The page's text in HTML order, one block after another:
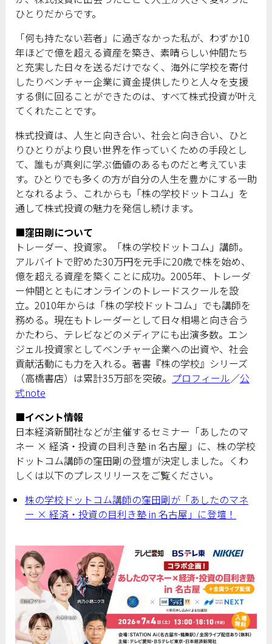
ひとりだからです。
「何も持たない若者」に過ぎなかった私が、わずか10
年ほどで億を超える資産を築き、素晴らしい仲間たち
と充実した日々を送るだけでなく、海外に学校を寄付
したりベンチャー企業に資金提供したりと人々を支援
する側に回ることができたのは、すべて株式投資が叶え
てくれたことです。
株式投資は、人生と向き合い、社会と向き合い、ひと
りひとりがより良い世界を作っていくための手段とし
て、誰もが真剣に学ぶ価値のあるものだと考えていま
す。ひとりでも多くの方が自分の人生を豊かにする一助
となれるよう、これからも「株の学校ドットコム」を
通して株式投資の魅力を発信し続けます。
■窪田剛について
トレーダー、投資家。「株の学校ドットコム」講師。
アルバイトで貯めた30万円を元手に20歳で株を始め、
億を超える資産を築くことに成功。2005年、トレーダ
ー仲間とともにオンラインのトレードスクールを設
立。2010年からは「株の学校ドットコム」でも講師を
務める。現在もトレーダーとして日々相場と向き合う
かたわら、テレビなどのメディアにも出演多数。エン
ジェル投資家としてベンチャー企業への出資や、社会
貢献活動にも力を入れる。著書『株の学校』シリーズ
（高橋書店）は累計35万部を突破。 プロフィール／公
式note
■イベント情報
日本経済新聞社などが主催するセミナー「あしたのマ
ネー × 経済・投資の目利き塾 in 名古屋」に、株の学校
ドットコム講師の窪田剛の登壇が決定しました。くわ
しくは以下のプレスリリースをご覧ください。
株の学校ドットコム講師の窪田剛が「あしたのマネ
ー × 経済・投資の目利き塾 in 名古屋」に登壇！